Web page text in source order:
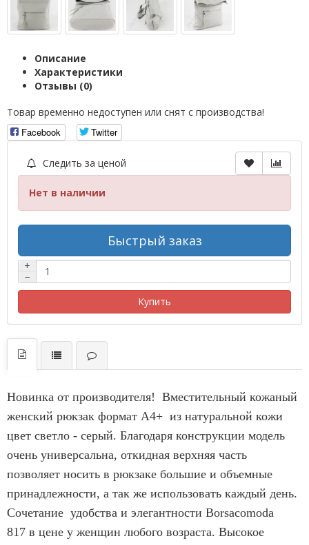
Описание
Характеристики
Отзывы (0)
Товар временно недоступен или снят с производства!
Facebook
Twitter
Следить за ценой
Нет в наличии
Быстрый заказ
+
−
Купить
Новинка от производителя! Вместительный кожаный
женский рюкзак формат A4+ из натуральной кожи
цвет светло - серый. Благодаря конструкции модель
очень универсальна, откидная верхняя часть
позволяет носить в рюкзаке большие и объемные
принадлежности, а так же использовать каждый день.
Сочетание удобства и элегантности Borsacomoda
817 в цене у женщин любого возраста. Высокое